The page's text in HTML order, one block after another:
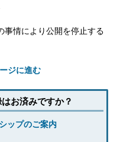
事情により公開を停止する
ジに進む
お済みですか？
ップのご案内